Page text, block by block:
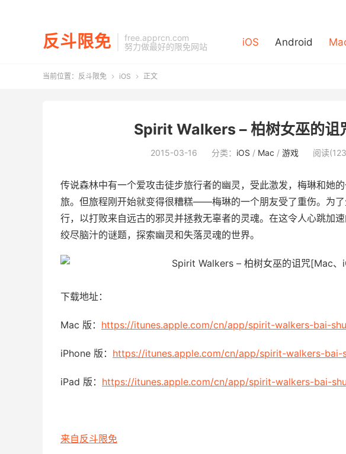
反斗限免
free.apprcn.com
努力做最好的限免网站
iOS Android
当前位置： 反斗限免  iOS  正文
Spirit Walkers – 柏树女巫的
2015-03-16 分类： iOS / Mac / 游戏 阅读
传说森林中有一个爱攻击徒步旅行者的幽灵，受此激发，梅琳和她
旅。但旅程刚开始就变得很糟糕——梅琳的一个朋友受了重伤。为
行，以打败来自远古的邪灵并拯救无辜者的灵魂。在这令人心跳加
绞尽脑汁的谜题，探索幽灵和失落灵魂的世界。
下载地址：
Mac 版： https://itunes.apple.com/cn/app/spirit-walkers-bai-
iPhone 版： https://itunes.apple.com/cn/app/spirit-walkers-
iPad 版： https://itunes.apple.com/cn/app/spirit-walkers-bai-
来自反斗限免